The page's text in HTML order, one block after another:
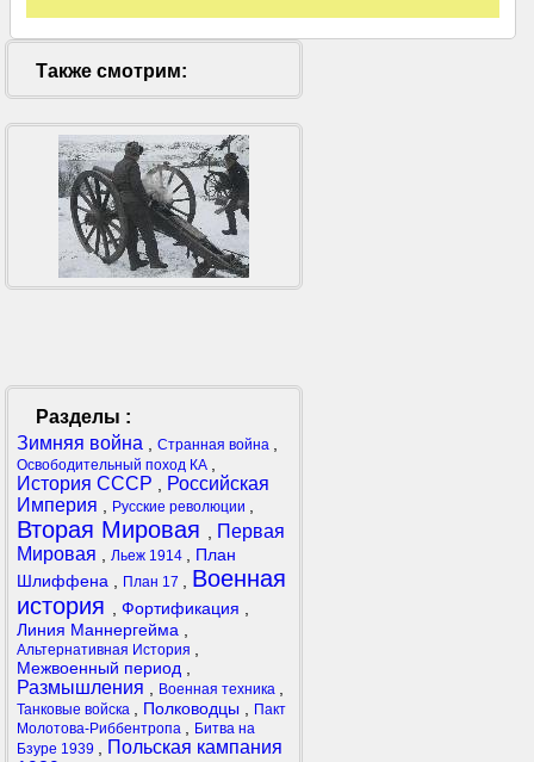
Также смотрим:
Разделы :
Зимняя война
Странная война
Освободительный поход КА
История СССР
Российская
Империя
Русские революции
Вторая Мировая
Первая
Мировая
Льеж 1914
План
Шлиффена
План 17
Военная
история
Фортификация
Линия Маннергейма
Альтернативная История
Межвоенный период
Размышления Военная техника
Танковые войска Полководцы
Пакт
Молотова-Риббентропа
Битва на
Бзуре 1939
Польская кампания